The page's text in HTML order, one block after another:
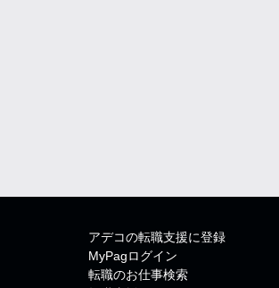
アデコの転職支援に登録
MyPagログイン
転職のお仕事検索